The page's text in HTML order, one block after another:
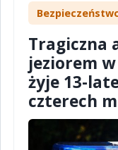
Tragiczna
jeziorem
żyje 13-
czterech